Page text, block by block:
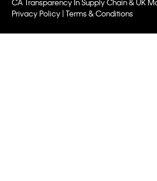
CA Transparency In Supply Chain & UK
Privacy Policy | Terms & Conditions